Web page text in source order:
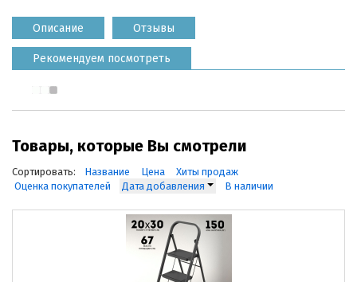
Описание Отзывы
Рекомендуем посмотреть
Товары, которые Вы смотрели
Сортировать: Название Цена
Хиты продаж
Оценка покупателей
Дата добавления В наличии